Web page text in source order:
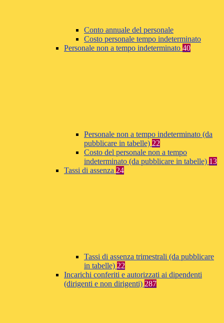
Conto annuale del personale
Costo personale tempo indeterminato
Personale non a tempo indeterminato 40
Personale non a tempo indeterminato (da
pubblicare in tabelle) 22
Costo del personale non a tempo
indeterminato (da pubblicare in tabelle) 13
Tassi di assenza 24
Tassi di assenza trimestrali (da pubblicare
in tabelle) 22
Incarichi conferiti e autorizzati ai dipendenti
(dirigenti e non dirigenti) 287